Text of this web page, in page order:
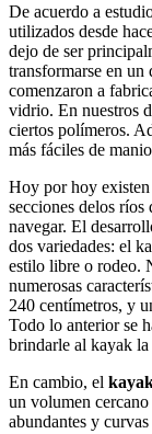
De acuerdo a
utilizados desde
dejo de ser
transformarse en un
comenzaron a
vidrio. En nuestros
ciertos polímeros.
más fáciles de
Hoy por hoy existen
secciones delos ríos
navegar. El
dos variedades: el
estilo libre o rodeo.
numerosas
240 centímetros, y
Todo lo anterior se
brindarle al kayak
En cambio, el
un volumen
abundantes y